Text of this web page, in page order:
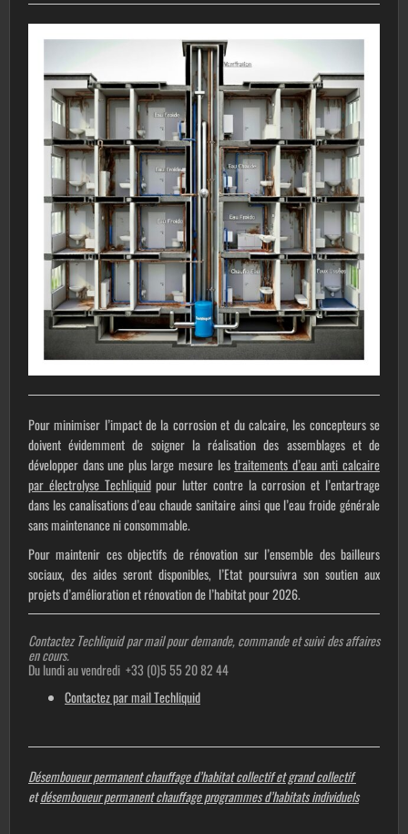
Pour minimiser l’impact de la corrosion et du calcaire, les concepteurs se
doivent évidemment de soigner la réalisation des assemblages et de
développer dans une plus large mesure lestraitements d’eau anti calcaire
par électrolyse Techliquidpour lutter contre la corrosion et l’entartrage
dans les canalisations d’eau chaude sanitaire ainsi que l’eau froide générale
sans maintenance ni consommable.
Pour maintenir ces objectifs de rénovation sur l’ensemble des bailleurs
sociaux, des aides seront disponibles, l’Etat poursuivra son soutien aux
projets d’amélioration et rénovation de l’habitat pour 2026.
Contactez Techliquid par mail pour demande, commande et suivi des affaires
en cours.
Du lundi au vendredi +33 (0)5 55 20 82 44
Contactez par mail Techliquid
Désemboueur permanent chauffage d’habitat collectif et grand collectif
etdésemboueur permanent chauffage programmes d’habitats individuels